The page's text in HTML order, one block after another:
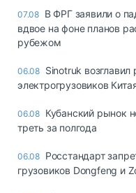
07.08 В ФРГ заявили о
вдвое на фоне планов
рубежом
06.08 Sinotruk
электрогрузовиков
06.08 Кубанский рынок
треть за полгода
06.08 Росстандарт
грузовиков Dongfeng и